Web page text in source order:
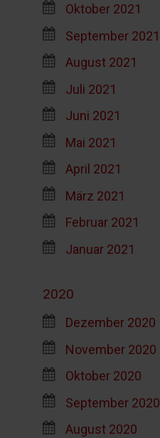
Oktober 2021
September 2021
August 2021
Juli 2021
Juni 2021
Mai 2021
April 2021
März 2021
Februar 2021
Januar 2021
2020
Dezember 2020
November 2020
Oktober 2020
September 2020
August 2020